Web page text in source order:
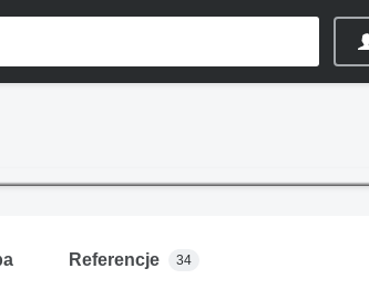
Referencje 34